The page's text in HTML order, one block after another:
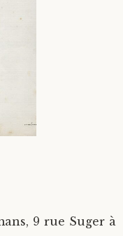
9 rue Suger à